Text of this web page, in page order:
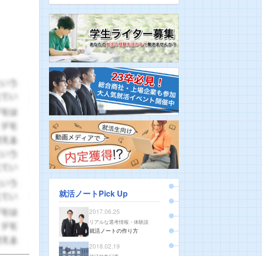
就活ノートPick Up
2017.06.25
リアルな選考情報・体験談
就活ノートの作り方
2018.02.19